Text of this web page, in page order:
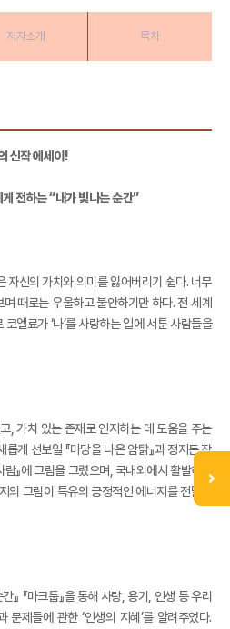
저자소개 목차
신작 에세이!
전하는 “내가 빛나는 순간”
자신의 가치와 의미를 잃어버리기 쉽다. 너무
때로는 우울하고 불안하기만 하다. 전 세계
엘료가 ‘나’를 사랑하는 일에 서툰 사람들을
고, 가치 있는 존재로 인지하는 데 도움을 주는
게 선보일 『마당을 나온 암탉』과 정지돈 작
』에 그림을 그렸으며, 국내외에서 활발하게
그림이 특유의 긍정적인 에너지를 전달한
』 『마크툽』을 통해 사랑, 용기, 인생 등 우리
제들에 관한 ‘인생의 지혜’를 알려주었다.